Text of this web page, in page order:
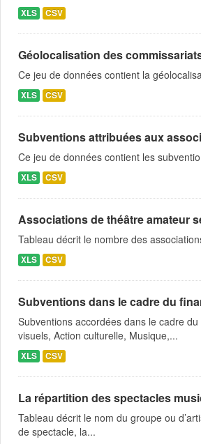
XLS CSV
Géolocalisation des
Ce jeu de données contient la
XLS CSV
Subventions attribuées aux
Ce jeu de données contient les
XLS CSV
Associations de théâtre amateur
Tableau décrit le nombre des
XLS CSV
Subventions dans le cadre du
Subventions accordées dans le cadre
visuels, Action culturelle, Musique,...
XLS CSV
La répartition des spectacles
Tableau décrit le nom du groupe ou
de spectacle, la...